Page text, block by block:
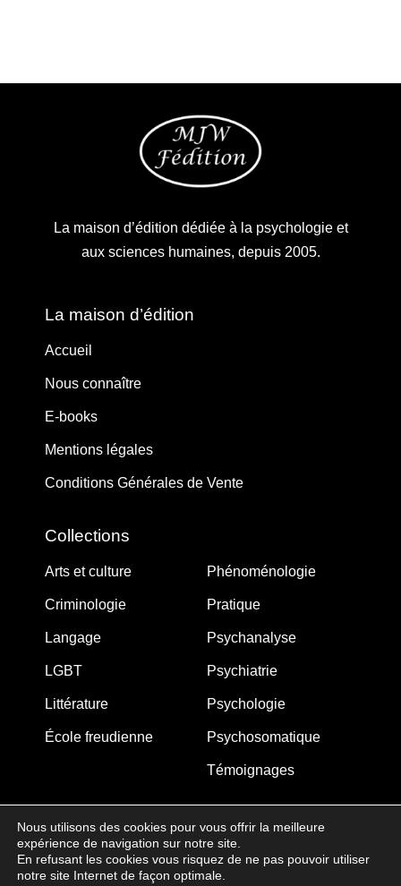
La maison d’édition dédiée à la psychologie et
aux sciences humaines, depuis 2005.
La maison d’édition
Accueil
Nous connaître
E-books
Mentions légales
Conditions Générales de Vente
Collections
Arts et culture
Criminologie
Langage
LGBT
Littérature
École freudienne
Phénoménologie
Pratique
Psychanalyse
Psychiatrie
Psychologie
Psychosomatique
Témoignages
MJW-FEDITION.COM © 2005-2025 – La Gouberdière
14710 Saint-Martin de Blagny
Nous utilisons des cookies pour vous offrir la meilleure
expérience de navigation sur notre site.
En refusant les cookies vous risquez de ne pas pouvoir utiliser
notre site Internet de façon optimale.